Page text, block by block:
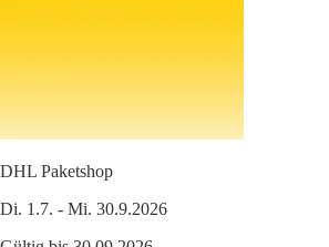
DHL Paketshop
Di. 1.7. - Mi. 30.9.2026